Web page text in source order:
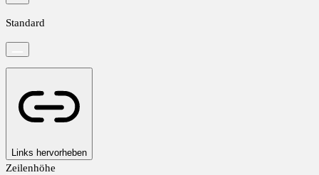
Standard
Links hervorheben
Zeilenhöhe